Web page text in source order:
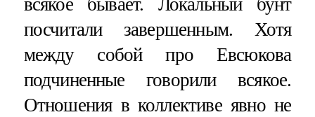
всякое бывает. Локальный бунт
посчитали завершенным. Хотя
между собой про Евсюкова
подчиненные говорили всякое.
Отношения в коллективе явно не